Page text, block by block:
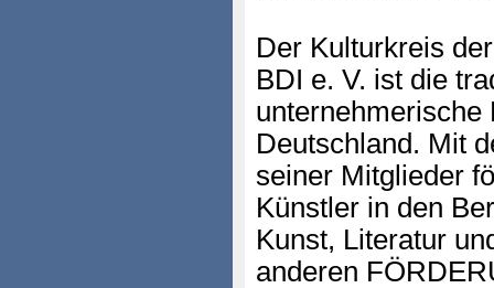
Der Kulturkreis
BDI e. V. ist die
unternehmerische
Deutschland. Mit
seiner Mitglieder
Künstler in den
Kunst, Literatur
anderen